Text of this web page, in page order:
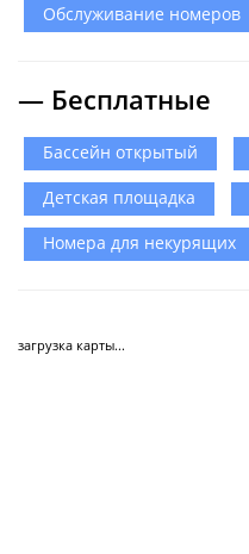
Обслуживание номеров
— Бесплатные
Бассейн открытый
Детская площадка
Номера для некурящих
загрузка карты...